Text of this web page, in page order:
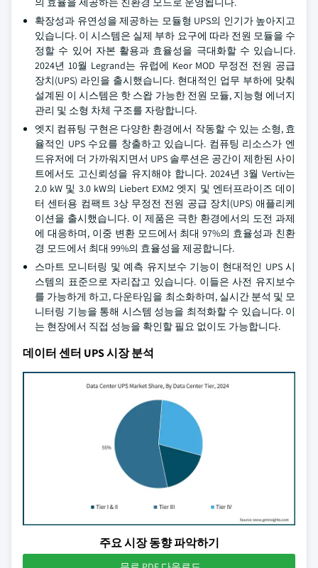
확장성과 유연성을 제공하는 모듈형 UPS의 인기가 높아지고
있습니다. 이 시스템은 실제 부하 요구에 따라 전원 모듈을 수
정할 수 있어 자본 활용과 효율성을 극대화할 수 있습니다.
2024년 10월 Legrand는 유럽에 Keor MOD 무정전 전원 공급
장치(UPS) 라인을 출시했습니다. 현대적인 업무 부하에 맞춰
설계된 이 시스템은 핫 스왑 가능한 전원 모듈, 지능형 에너지
관리 및 소형 차체 구조를 자랑합니다.
엣지 컴퓨팅 구현은 다양한 환경에서 작동할 수 있는 소형, 효
율적인 UPS 수요를 창출하고 있습니다. 컴퓨팅 리소스가 엔
드유저에 더 가까워지면서 UPS 솔루션은 공간이 제한된 사이
트에서도 고신뢰성을 유지해야 합니다. 2024년 3월 Vertiv는
2.0 kW 및 3.0 kW의 Liebert EXM2 엣지 및 엔터프라이즈 데이
터 센터용 컴팩트 3상 무정전 전원 공급 장치(UPS) 애플리케
이션을 출시했습니다. 이 제품은 극한 환경에서의 도전 과제
에 대응하며, 이중 변환 모드에서 최대 97%의 효율성과 친환
경 모드에서 최대 99%의 효율성을 제공합니다.
스마트 모니터링 및 예측 유지보수 기능이 현대적인 UPS 시
스템의 표준으로 자리잡고 있습니다. 이들은 사전 유지보수
를 가능하게 하고, 다운타임을 최소화하며, 실시간 분석 및 모
니터링 기능을 통해 시스템 성능을 최적화할 수 있습니다. 이
는 현장에서 직접 성능을 확인할 필요 없이도 가능합니다.
데이터 센터 UPS 시장 분석
주요 시장 동향 파악하기